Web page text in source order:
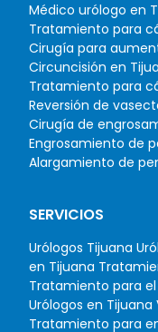
Médico urólogo en
Tratamiento para
Cirugía para
Circuncisión en
Tratamiento para
Reversión de
Cirugía de
Engrosamiento de
Alargamiento de
SERVICIOS
Urólogos Tijuana
en Tijuana
Tratamiento para
Urólogos en Tijuana
Tratamiento para